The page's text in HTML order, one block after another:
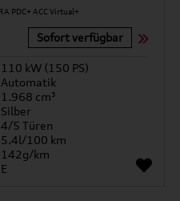
Sofort verfügbar
110 kW (150 PS)
Automatik
1.968 cm³
Silber
4/5 Türen
5.4l/100 km
142g/km
E